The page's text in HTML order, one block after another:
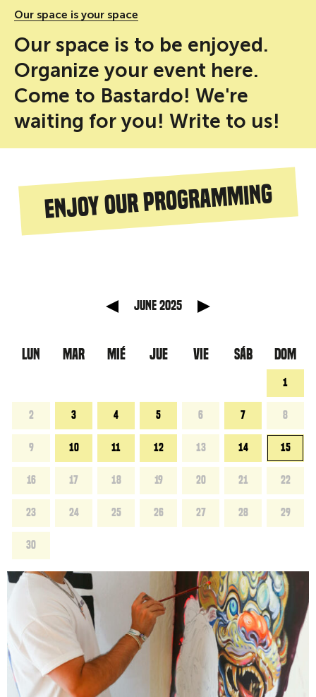
Our space is your space
Our space is to be enjoyed.
Organize your event here.
Come to Bastardo! We're
waiting for you! Write to us!
Enjoy our programming
June 2025
LUN MAR MIÉ JUE VIE SÁB DOM
1
2 3 4 5 6 7 8
9 10 11 12 13 14 15
16 17 18 19 20 21 22
23 24 25 26 27 28 29
30